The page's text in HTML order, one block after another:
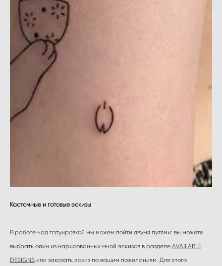
Кастомные и готовые эскизы
В работе над татуировкой мы можем пойти двумя путями: вы можете
выбрать один из нарисованных мной эскизов в разделе AVAILABLE
DESIGNS или заказать эскиз по вашим пожеланиям. Для этого